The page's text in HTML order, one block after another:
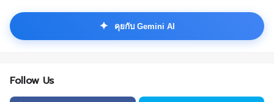
✦ คุยกับ Gemini AI
Follow Us